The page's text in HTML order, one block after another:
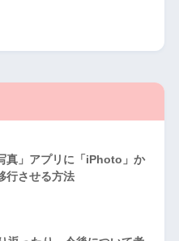
真」アプリに「iPhoto」か
行させる方法